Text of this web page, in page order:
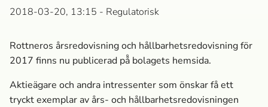
2018-03-20, 13:15 - Regulatorisk
Rottneros årsredovisning och hållbarhetsredovisning för
2017 finns nu publicerad på̊ bolagets hemsida.
Aktieägare och andra intressenter som önskar få ett
tryckt exemplar av års- och hållbarhetsredovisningen